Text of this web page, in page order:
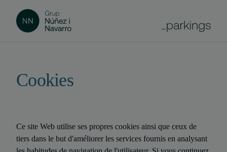
Cookies
Ce site Web utilise ses propres cookies ainsi que ceux de
tiers dans le but d'améliorer les services fournis en analysant